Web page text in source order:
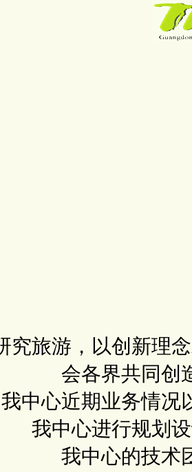
究旅游，以创新理
会各界共同创
我中心近期业务情况
我中心进行规划
我中心的技术